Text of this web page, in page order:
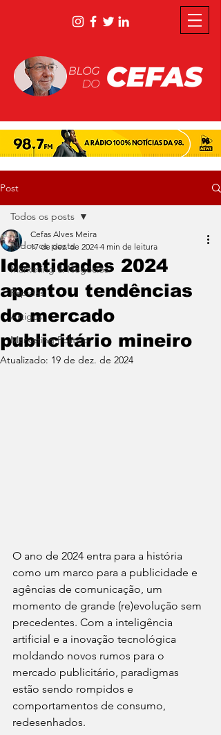
Post
Todos os posts
Marketing & Negócios
Rápidas
Artigos
Marketing Político
Todos os posts
Identidades 2024
apontou tendências
do mercado
publicitário mineiro
Cefas Alves Meira
17 de dez. de 2024 4 min de leitura
Atualizado: 19 de dez. de 2024
O ano de 2024 entra para a história
como um marco para a publicidade e
agências de comunicação, um
momento de grande (re)evolução sem
precedentes. Com a inteligência
artificial e a inovação tecnológica
moldando novos rumos para o
mercado publicitário, paradigmas
estão sendo rompidos e
comportamentos de consumo,
redesenhados.